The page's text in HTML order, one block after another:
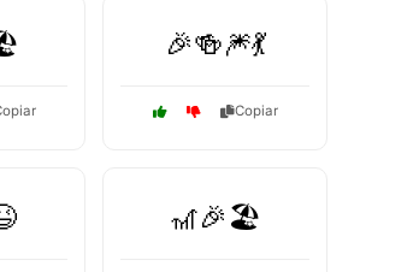
🎉🍻🎆💃
Copiar
🎢🎉🏖️